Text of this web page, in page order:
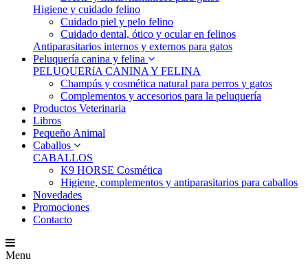
Higiene y cuidado felino
Cuidado piel y pelo felino
Cuidado dental, ótico y ocular en felinos
Antiparasitarios internos y externos para gatos
Peluquería canina y felina
PELUQUERíA CANINA Y FELINA
Champús y cosmética natural para perros y gatos
Complementos y accesorios para la peluquería
Productos Veterinaria
Libros
Pequeño Animal
Caballos
CABALLOS
K9 HORSE Cosmética
Higiene, complementos y antiparasitarios para caballos
Novedades
Promociones
Contacto
Menu